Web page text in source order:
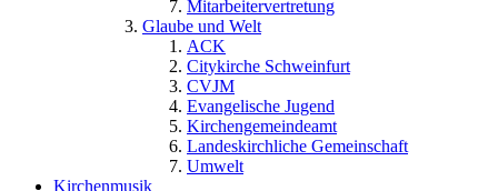
Mitarbeitervertretung
Glaube und Welt
ACK
Citykirche Schweinfurt
CVJM
Evangelische Jugend
Kirchengemeindeamt
Landeskirchliche Gemeinschaft
Umwelt
Kirchenmusik